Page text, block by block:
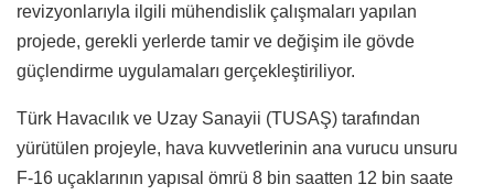
revizyonlarıyla ilgili mühendislik çalışmaları yapılan
projede, gerekli yerlerde tamir ve değişim ile gövde
güçlendirme uygulamaları gerçekleştiriliyor.
Türk Havacılık ve Uzay Sanayii (TUSAŞ) tarafından
yürütülen projeyle, hava kuvvetlerinin ana vurucu unsuru
F-16 uçaklarının yapısal ömrü 8 bin saatten 12 bin saate